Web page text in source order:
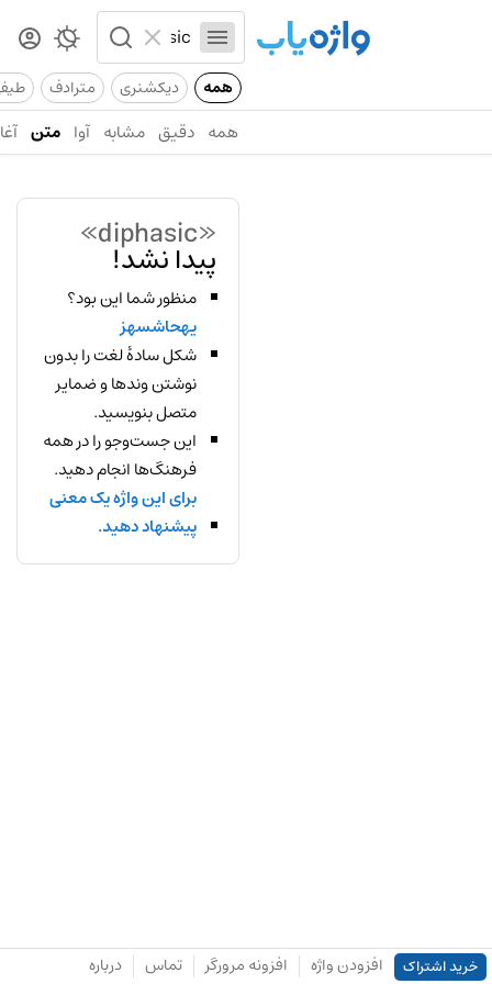
همه دیکشنری مترادف
همه دقیق مشابه آوا متن
«diphasic»
پیدا نشد!
منظور شما این بود؟
یهحاشسهز
شکل سادهٔ لغت را بدون
نوشتن وندها و ضمایر
متصل بنویسید.
این جست‌وجو را در همه
فرهنگ‌ها انجام دهید.
برای این واژه یک معنی
پیشنهاد دهید.
خرید اشتراک افزودن واژه افزونه مرورگر تماس درباره